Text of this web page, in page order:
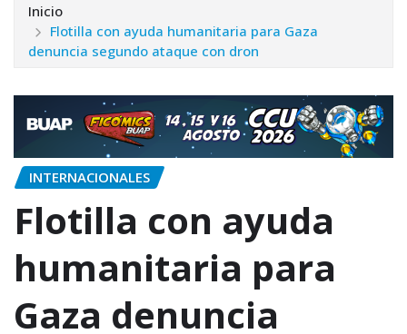
Inicio
Flotilla con ayuda humanitaria para Gaza
denuncia segundo ataque con dron
INTERNACIONALES
Flotilla con ayuda
humanitaria para
Gaza denuncia